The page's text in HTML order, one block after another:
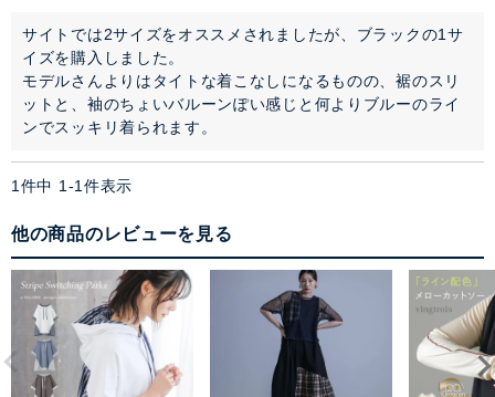
サイトでは2サイズをオススメされましたが、ブラックの1サ
イズを購入しました。
モデルさんよりはタイトな着こなしになるものの、裾のスリ
ットと、袖のちょいバルーンぽい感じと何よりブルーのライ
ンでスッキリ着られます。
1件中 1-1件表示
他の商品のレビューを見る